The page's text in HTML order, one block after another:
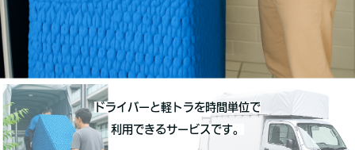
ドライバーと軽トラを時間単位で
利用できるサービスです。